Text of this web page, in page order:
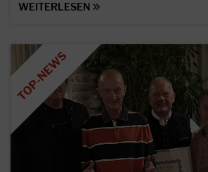
WEITERLESEN